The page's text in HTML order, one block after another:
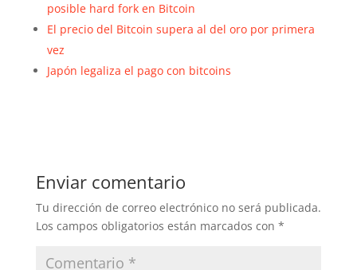
posible hard fork en Bitcoin
El precio del Bitcoin supera al del oro por primera
vez
Japón legaliza el pago con bitcoins
Enviar comentario
Tu dirección de correo electrónico no será publicada.
Los campos obligatorios están marcados con *